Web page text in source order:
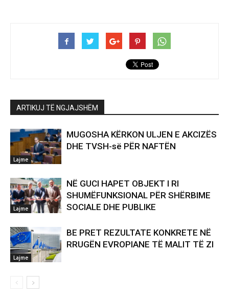
ARTIKUJ TË NGJAJSHËM
Lajme
MUGOSHA KËRKON ULJEN E AKCIZËS
DHE TVSH-së PËR NAFTËN
Lajme
NË GUCI HAPET OBJEKT I RI
SHUMËFUNKSIONAL PËR SHËRBIME
SOCIALE DHE PUBLIKE
Lajme
BE PRET REZULTATE KONKRETE NË
RRUGËN EVROPIANE TË MALIT TË ZI